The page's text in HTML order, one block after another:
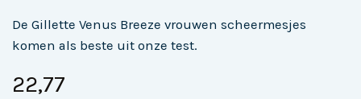
De Gillette Venus Breeze vrouwen scheermesjes
komen als beste uit onze test.
22,77